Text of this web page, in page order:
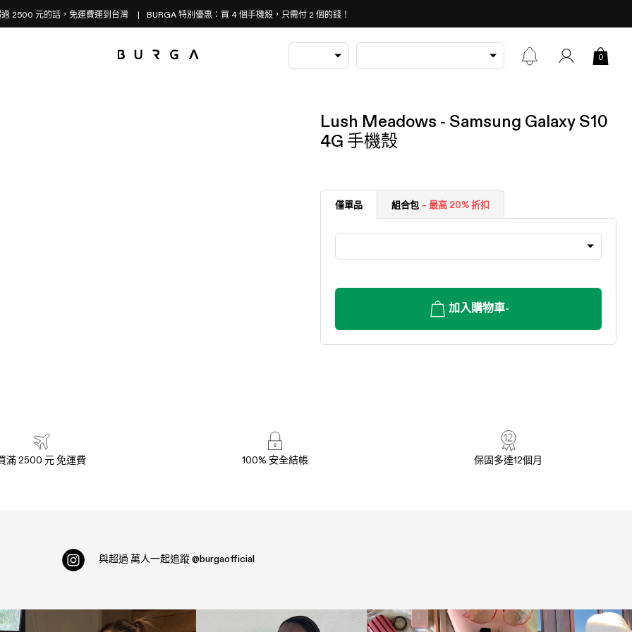
2500 元的話，免運費運到台灣 BURGA 特別優惠：買 4 個手機殼，只需付 2 個的錢！
0
Lush Meadows - Samsung Galaxy S10
4G 手機殼
僅單品 組合包 – 最高 20% 折扣
加入購物車-
滿 2500 元 免運費 100% 安全結帳 保固多達12個月
與超過 萬人一起追蹤 @burgaofficial